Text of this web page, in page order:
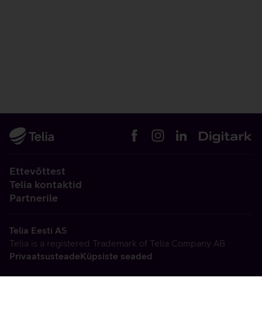
Ettevõttest
Telia kontaktid
Partnerile
Telia Eesti AS
Telia is a registered Trademark of Telia Company AB
PrivaatsusteadeKüpsiste seaded